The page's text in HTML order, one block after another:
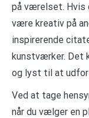
på værelset. Hvis
være kreativ på
inspirerende
kunstværker. Det
og lyst til at
Ved at tage
når du vælger en